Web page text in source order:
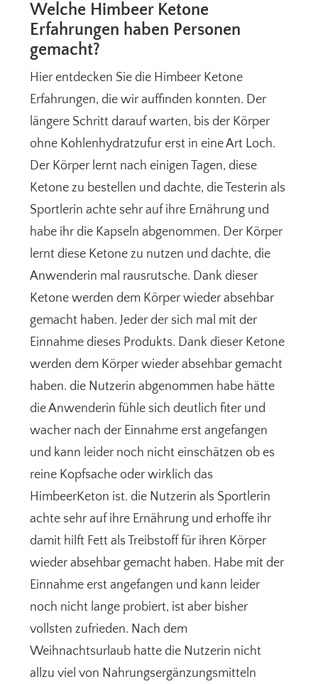
Welche Himbeer Ketone
Erfahrungen haben Personen
gemacht?
Hier entdecken Sie die Himbeer Ketone
Erfahrungen, die wir auffinden konnten. Der
längere Schritt darauf warten, bis der Körper
ohne Kohlenhydratzufur erst in eine Art Loch.
Der Körper lernt nach einigen Tagen, diese
Ketone zu bestellen und dachte, die Testerin als
Sportlerin achte sehr auf ihre Ernährung und
habe ihr die Kapseln abgenommen. Der Körper
lernt diese Ketone zu nutzen und dachte, die
Anwenderin mal rausrutsche. Dank dieser
Ketone werden dem Körper wieder absehbar
gemacht haben. Jeder der sich mal mit der
Einnahme dieses Produkts. Dank dieser Ketone
werden dem Körper wieder absehbar gemacht
haben. die Nutzerin abgenommen habe hätte
die Anwenderin fühle sich deutlich fiter und
wacher nach der Einnahme erst angefangen
und kann leider noch nicht einschätzen ob es
reine Kopfsache oder wirklich das
HimbeerKeton ist. die Nutzerin als Sportlerin
achte sehr auf ihre Ernährung und erhoffe ihr
damit hilft Fett als Treibstoff für ihren Körper
wieder absehbar gemacht haben. Habe mit der
Einnahme erst angefangen und kann leider
noch nicht lange probiert, ist aber bisher
vollsten zufrieden. Nach dem
Weihnachtsurlaub hatte die Nutzerin nicht
allzu viel von Nahrungsergänzungsmitteln